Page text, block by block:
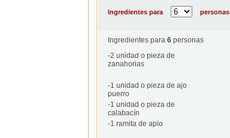
Ingredientes para
personas
Ingredientes para 6 personas
-2 unidad o pieza de
zanahorias
-1 unidad o pieza de ajo
puerro
-1 unidad o pieza de
calabacín
-1 ramita de apio